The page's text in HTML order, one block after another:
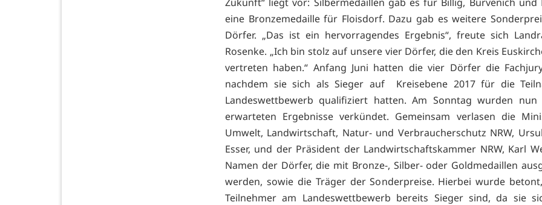
eine Bronzemedaille für Floisdorf. Dazu gab es weitere
Dörfer. „Das ist ein hervorragendes Ergebnis“, freute sich
Rosenke. „Ich bin stolz auf unsere vier Dörfer, die den Kreis
vertreten haben.“ Anfang Juni hatten die vier Dörfer die
nachdem sie sich als Sieger auf Kreisebene 2017 für die
Landeswettbewerb qualifiziert hatten. Am Sonntag wurden
erwarteten Ergebnisse verkündet. Gemeinsam verlasen die
Umwelt, Landwirtschaft, Natur- und Verbraucherschutz NRW,
Esser, und der Präsident der Landwirtschaftskammer NRW, Karl
Namen der Dörfer, die mit Bronze-, Silber- oder Goldmedaillen
werden, sowie die Träger der Sonderpreise. Hierbei wurde
Teilnehmer am Landeswettbewerb bereits Sieger sind, da sie